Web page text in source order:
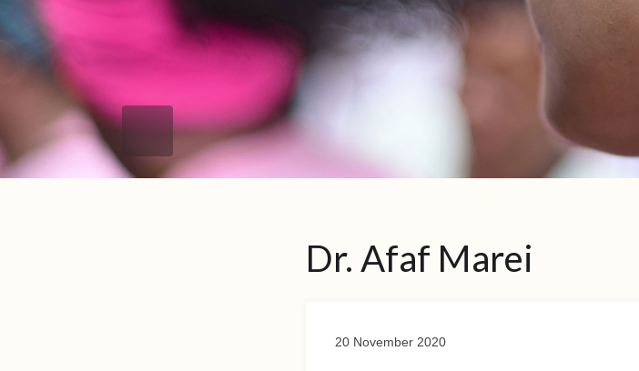
Dr. Afaf Marei
20 November 2020